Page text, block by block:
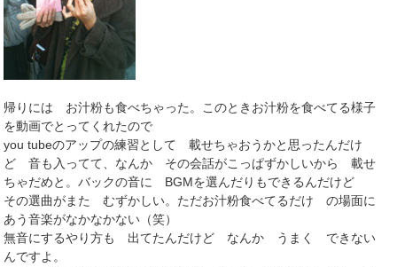
帰りには お汁粉も食べちゃった。このときお汁粉を食べてる様子
を動画でとってくれたので
you tubeのアップの練習として 載せちゃおうかと思ったんだけ
ど 音も入ってて、なんか その会話がこっぱずかしいから 載せ
ちゃだめと。バックの音に BGMを選んだりもできるんだけど
その選曲がまた むずかしい。ただお汁粉食べてるだけ の場面に
あう音楽がなかなかない（笑）
無音にするやり方も 出てたんだけど なんか うまく できない
んですよ。